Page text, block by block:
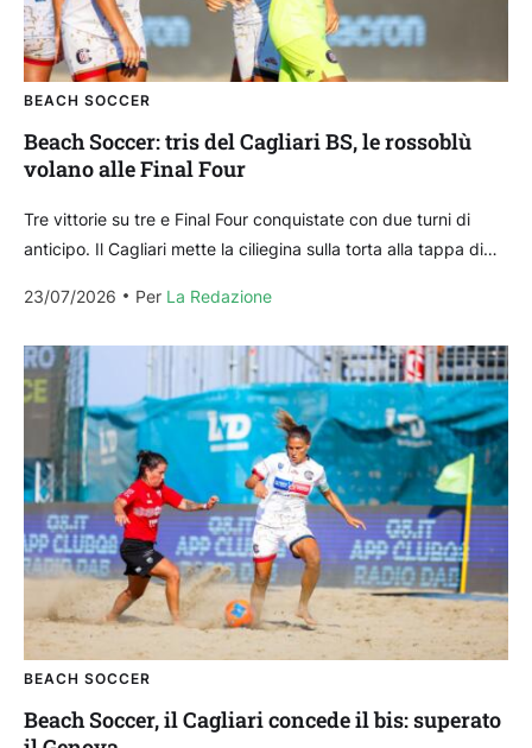
BEACH SOCCER
Beach Soccer: tris del Cagliari BS, le rossoblù
volano alle Final Four
Tre vittorie su tre e Final Four conquistate con due turni di
anticipo. Il Cagliari mette la ciliegina sulla torta alla tappa di
23/07/2026
Per La Redazione
BEACH SOCCER
Beach Soccer, il Cagliari concede il bis: superato